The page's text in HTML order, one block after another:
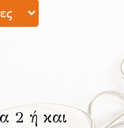
2 ή και